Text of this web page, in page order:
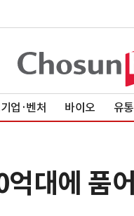
업·벤처 바이오 유통
대에 품어